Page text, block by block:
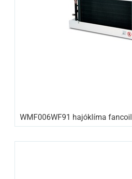
WMF006WF91 hajóklíma fancoil